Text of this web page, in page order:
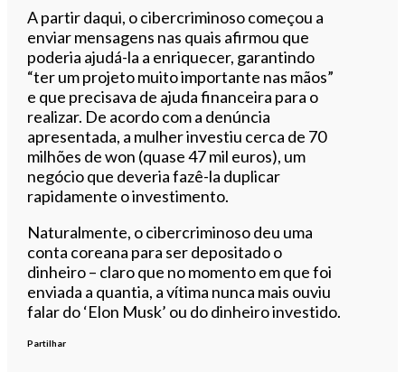
A partir daqui, o cibercriminoso começou a
enviar mensagens nas quais afirmou que
poderia ajudá-la a enriquecer, garantindo
“ter um projeto muito importante nas mãos”
e que precisava de ajuda financeira para o
realizar. De acordo com a denúncia
apresentada, a mulher investiu cerca de 70
milhões de won (quase 47 mil euros), um
negócio que deveria fazê-la duplicar
rapidamente o investimento.
Naturalmente, o cibercriminoso deu uma
conta coreana para ser depositado o
dinheiro – claro que no momento em que foi
enviada a quantia, a vítima nunca mais ouviu
falar do ‘Elon Musk’ ou do dinheiro investido.
Partilhar